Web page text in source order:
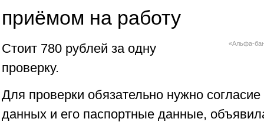
приёмом на работу
«Альфа-
Стоит 780 рублей за одну
проверку.
Для проверки обязательно нужно
данных и его паспортные данные,